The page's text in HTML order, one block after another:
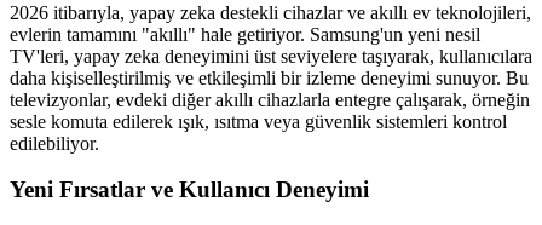
2026 itibarıyla, yapay zeka destekli cihazlar ve akıllı ev teknolojileri,
evlerin tamamını "akıllı" hale getiriyor. Samsung'un yeni nesil
TV'leri, yapay zeka deneyimini üst seviyelere taşıyarak, kullanıcılara
daha kişiselleştirilmiş ve etkileşimli bir izleme deneyimi sunuyor. Bu
televizyonlar, evdeki diğer akıllı cihazlarla entegre çalışarak, örneğin
sesle komuta edilerek ışık, ısıtma veya güvenlik sistemleri kontrol
edilebiliyor.
Yeni Fırsatlar ve Kullanıcı Deneyimi